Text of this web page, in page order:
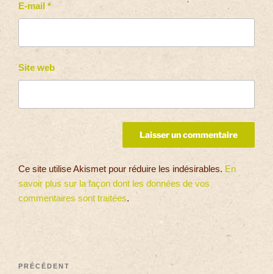
E-mail *
Site web
Ce site utilise Akismet pour réduire les indésirables. En
savoir plus sur la façon dont les données de vos
commentaires sont traitées.
PRÉCÉDENT